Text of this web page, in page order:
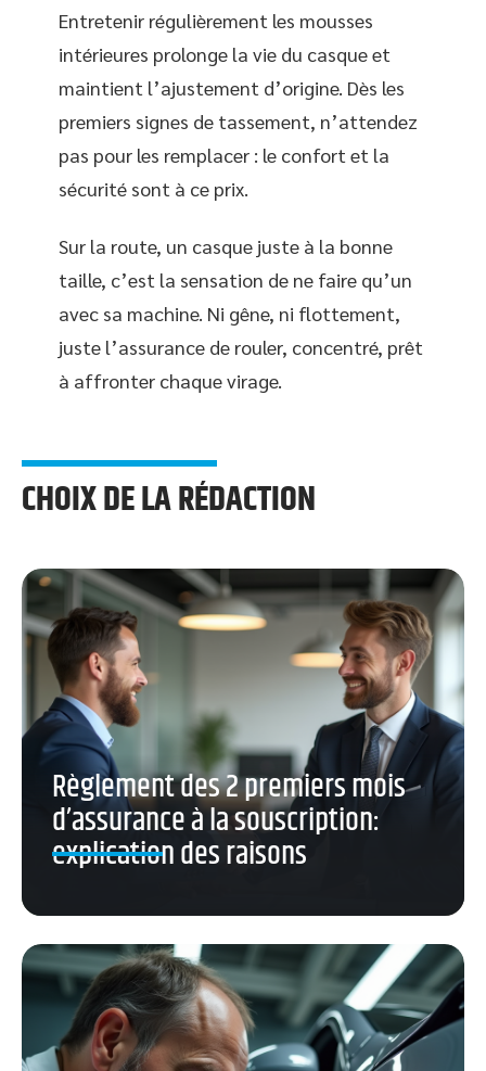
Entretenir régulièrement les mousses
intérieures prolonge la vie du casque et
maintient l’ajustement d’origine. Dès les
premiers signes de tassement, n’attendez
pas pour les remplacer : le confort et la
sécurité sont à ce prix.
Sur la route, un casque juste à la bonne
taille, c’est la sensation de ne faire qu’un
avec sa machine. Ni gêne, ni flottement,
juste l’assurance de rouler, concentré, prêt
à affronter chaque virage.
CHOIX DE LA RÉDACTION
Règlement des 2 premiers mois
d’assurance à la souscription:
explication des raisons